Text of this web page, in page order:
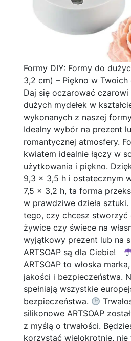
Formy DIY: Formy do
3,2 cm) – Piękno w Twoich
Daj się oczarować
dużych mydełek w
wykonanych z naszej
Idealny wybór na prezent
romantycznej atmosfery.
kwiatem idealnie łączy w
użytkowania i piękno.
9,3 x 3,5 h i ostatecznym
7,5 x 3,2 h, ta forma
w prawdziwe dzieła
tego, czy chcesz stworzyć
żywice czy świece na
wyjątkowy prezent lub na
ARTSOAP są dla Ciebie!
ARTSOAP to włoska
jakości i bezpieczeństwa.
spełniają wszystkie
bezpieczeństwa.
silikonowe ARTSOAP
z myślą o trwałości.
korzystać wielokrotnie,